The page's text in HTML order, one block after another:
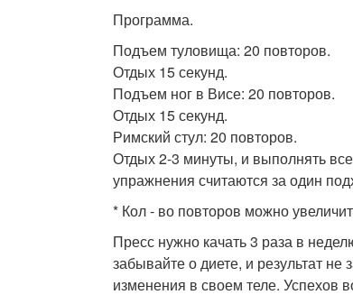
Программа.
Подъем туловища: 20 повторов.
Отдых 15 секунд.
Подъем ног в Висе: 20 повторов.
Отдых 15 секунд.
Римский стул: 20 повторов.
Отдых 2-3 минуты, и выполнять
упражнения считаются за один
* Кол - во повторов можно
Пресс нужно качать 3 раза в
забывайте о диете, и результат
изменения в своем теле. Успехов